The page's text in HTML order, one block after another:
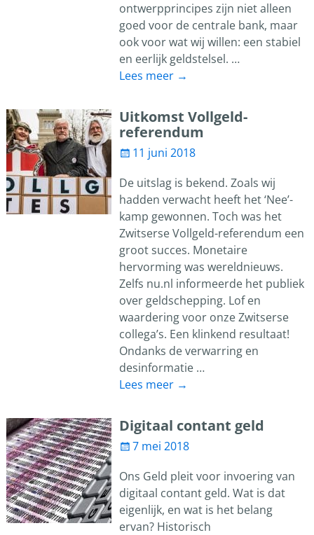
ontwerpprincipes zijn niet alleen
goed voor de centrale bank, maar
ook voor wat wij willen: een stabiel
en eerlijk geldstelsel. …
Lees meer →
Uitkomst Vollgeld-
referendum
11 juni 2018
De uitslag is bekend. Zoals wij
hadden verwacht heeft het ‘Nee’-
kamp gewonnen. Toch was het
Zwitserse Vollgeld-referendum een
groot succes. Monetaire
hervorming was wereldnieuws.
Zelfs nu.nl informeerde het publiek
over geldschepping. Lof en
waardering voor onze Zwitserse
collega’s. Een klinkend resultaat!
Ondanks de verwarring en
desinformatie …
Lees meer →
Digitaal contant geld
7 mei 2018
Ons Geld pleit voor invoering van
digitaal contant geld. Wat is dat
eigenlijk, en wat is het belang
ervan? Historisch